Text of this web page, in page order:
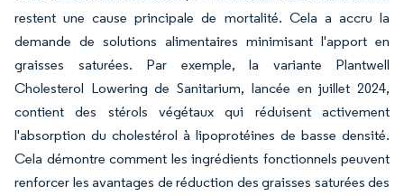
restent une cause principale de mortalité. Cela a accru la
demande de solutions alimentaires minimisant l'apport en
graisses saturées. Par exemple, la variante Plantwell
Cholesterol Lowering de Sanitarium, lancée en juillet 2024,
contient des stérols végétaux qui réduisent activement
l'absorption du cholestérol à lipoprotéines de basse densité.
Cela démontre comment les ingrédients fonctionnels peuvent
renforcer les avantages de réduction des graisses saturées des